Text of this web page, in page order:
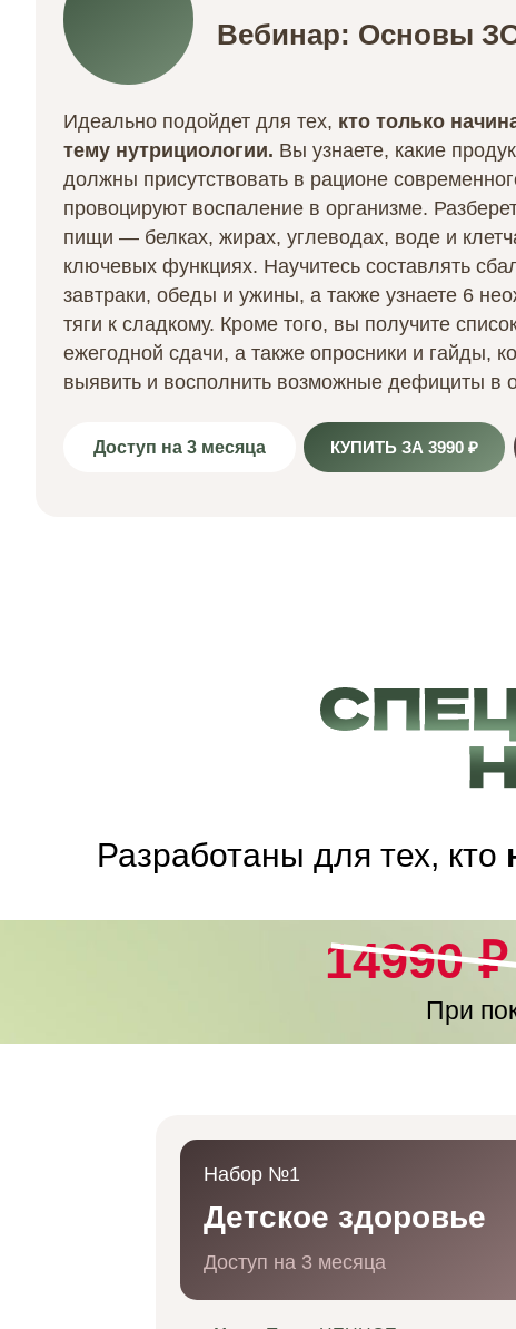
КУПИТЬ ЗА 3990 ₽
Идеально подойдет для тех, кто только
тему нутрициологии. Вы узнаете, какие
должны присутствовать в рационе
провоцируют воспаление в организме.
пищи — белках, жирах, углеводах, воде и
ключевых функциях. Научитесь составлять
завтраки, обеды и ужины, а также узнаете 6
тяги к сладкому. Кроме того, вы получите
ежегодной сдачи, а также опросники и гайды,
выявить и восполнить возможные дефициты в
Вебинар: Основы
Доступ на 3 месяца
Разработаны для тех, кто
Доступ на 3 месяца
Набор №1
Детское здоровье
При
14990